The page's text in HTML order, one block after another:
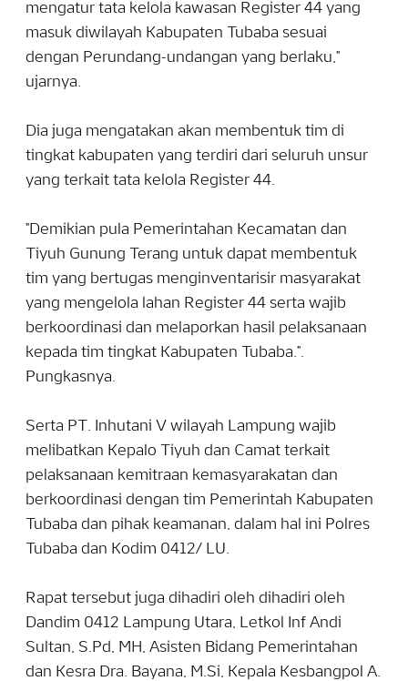
mengatur tata kelola kawasan Register 44 yang
masuk diwilayah Kabupaten Tubaba sesuai
dengan Perundang-undangan yang berlaku,"
ujarnya.
Dia juga mengatakan akan membentuk tim di
tingkat kabupaten yang terdiri dari seluruh unsur
yang terkait tata kelola Register 44.
"Demikian pula Pemerintahan Kecamatan dan
Tiyuh Gunung Terang untuk dapat membentuk
tim yang bertugas menginventarisir masyarakat
yang mengelola lahan Register 44 serta wajib
berkoordinasi dan melaporkan hasil pelaksanaan
kepada tim tingkat Kabupaten Tubaba.".
Pungkasnya.
Serta PT. Inhutani V wilayah Lampung wajib
melibatkan Kepalo Tiyuh dan Camat terkait
pelaksanaan kemitraan kemasyarakatan dan
berkoordinasi dengan tim Pemerintah Kabupaten
Tubaba dan pihak keamanan, dalam hal ini Polres
Tubaba dan Kodim 0412/ LU.
Rapat tersebut juga dihadiri oleh dihadiri oleh
Dandim 0412 Lampung Utara, Letkol Inf Andi
Sultan, S.Pd, MH, Asisten Bidang Pemerintahan
dan Kesra Dra. Bayana, M.Si, Kepala Kesbangpol A.